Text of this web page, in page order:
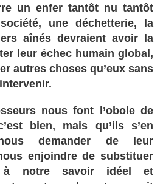
un enfer tantôt nu tantôt
société, une déchetterie, la
aînés devraient avoir
la
leur échec humain global ,
autres choses qu’eux sans
.
nous font l’obole de
’est bien, mais qu’ils
s’en
demander de
leur
enjoindre de substituer
à notre savoir idéel
et